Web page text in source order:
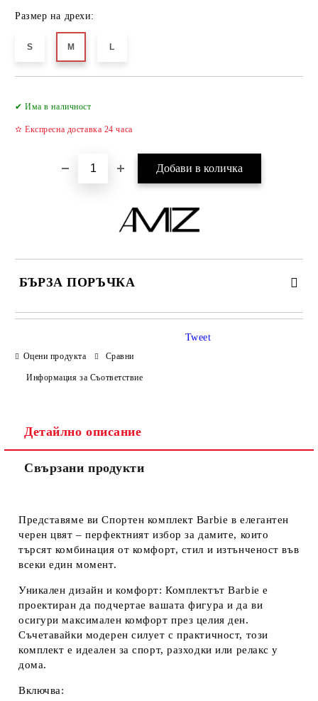
Размер на дрехи:
S M L
✔ Има в наличност
✫ Експресна доставка 24 часа
БЪРЗА ПОРЪЧКА
САМО ПОПЪЛНЕТЕ 2 ПОЛЕТА
Оцени продукта Сравни
Информация за Съответствие
Tweet
Детайлно описание
Свързани продукти
Представяме виСпортен комплект Barbie в елегантен
черен цвят – перфектният избор за дамите, които
търсят комбинация от комфорт, стил и изтънченост във
всеки един момент.
Уникален дизайн и комфорт: Комплектът Barbie е
проектиран да подчертае вашата фигура и да ви
осигури максимален комфорт през целия ден.
Съчетавайки модерен силует с практичност, този
комплект е идеален за спорт, разходки или релакс у
дома.
Включва: